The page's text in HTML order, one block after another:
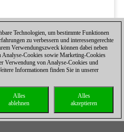
Technologien, um bestimmte Funktionen
zu verbessern und interessengerechte
Verwendungszweck können dabei neben
Analyse-Cookies sowie Marketing-Cookies
Verwendung von Analyse-Cookies und
Informationen finden Sie in unserer
Alles
akzeptieren
Alles
ablehnen